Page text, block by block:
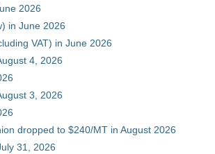
2026
in June 2026
VAT) in June 2026
4, 2026
3, 2026
dropped to $240/MT in August 2026
31, 2026